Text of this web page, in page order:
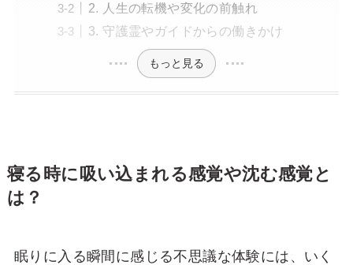
2. 人生の転機や変化の前触れ
3. 守護霊やガイドからの働きかけ
もっと見る
寝る時に吸い込まれる感覚や沈む感覚と
は？
眠りに入る瞬間に感じる不思議な体験には、いく